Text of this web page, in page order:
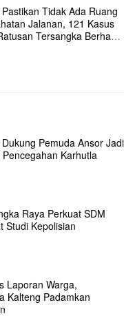
Tidak Ada Ruang
Jalanan, 121 Kasus
Tersangka Berhasil
Pemuda Ansor Jadi
Karhutla
Raya Perkuat SDM
Studi Kepolisian
Laporan Warga,
Kalteng Padamkan